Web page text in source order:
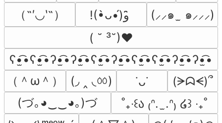
（˶′◡‵˶）
(⸝⸝๑  ̫ ๑⸝⸝⸝)
( ˘ ³˘)♥
ʕ•̫͡•ʕ•̫͡•ʔ•̫͡•ʔ•̫͡•ʕ•̫͡•ʔ•̫͡•ʕ•̫͡•ʕ•̫͡•ʔ•̫͡•ʔ•̫͡•
（＾ω＾）
(◞ ‸ ◟ㆀ) ˙ᴗ˙
(ᗒᗣᗕ)՞
(づ｡◕‿‿◕｡)づ
˚₊‧꒰ა ₍ᐢ.  ̫.ᐢ₎ ໒꒱ ‧₊˚